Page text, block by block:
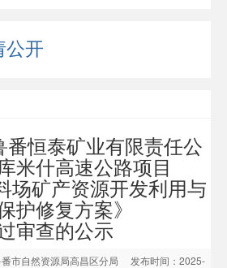
公开
番恒泰矿业有限责任公
米什高速公路项目
场矿产资源开发利用与
护修复方案》
审查的公示
市自然资源局高昌区分局
发布时间：2025-